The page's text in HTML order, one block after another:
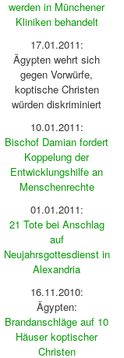
werden in Münchener
Kliniken behandelt
17.01.2011:
Ägypten wehrt sich
gegen Vorwürfe,
koptische Christen
würden diskriminiert
10.01.2011:
Bischof Damian fordert
Koppelung der
Entwicklungshilfe an
Menschenrechte
01.01.2011:
21 Tote bei Anschlag
auf
Neujahrsgottesdienst in
Alexandria
16.11.2010:
Ägypten:
Brandanschläge auf 10
Häuser koptischer
Christen